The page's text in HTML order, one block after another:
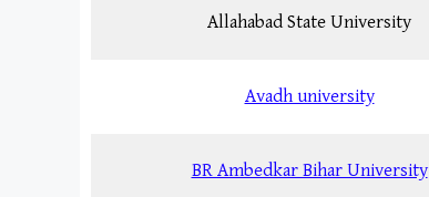
Allahabad State University
Avadh university
BR Ambedkar Bihar University